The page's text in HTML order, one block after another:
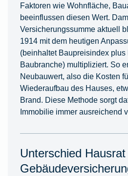
Faktoren wie Wohnfläche,
beeinflussen diesen Wert.
Versicherungssumme aktuell
1914 mit dem heutigen
(beinhaltet Baupreisindex plus
Baubranche) multipliziert. So
Neubauwert, also die Kosten
Wiederaufbau des Hauses,
Brand. Diese Methode sorgt
Immobilie immer ausreichend
Unterschied Hausrat